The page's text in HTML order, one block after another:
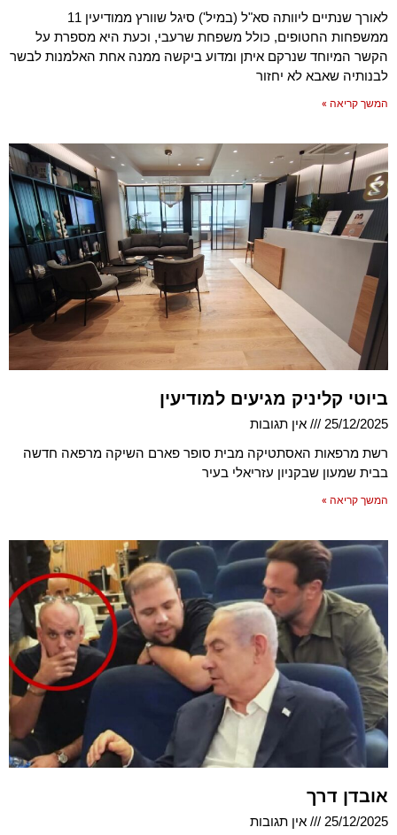
לאורך שנתיים ליוותה סא"ל (במיל') סיגל שוורץ ממודיעין 11
ממשפחות החטופים, כולל משפחת שרעבי, וכעת היא מספרת על
הקשר המיוחד שנרקם איתן ומדוע ביקשה ממנה אחת האלמנות לבשר
לבנותיה שאבא לא יחזור
המשך קריאה »
ביוטי קליניק מגיעים למודיעין
25/12/2025
אין תגובות
רשת מרפאות האסתטיקה מבית סופר פארם השיקה מרפאה חדשה
בבית שמעון שבקניון עזריאלי בעיר
המשך קריאה »
אובדן דרך
25/12/2025
אין תגובות